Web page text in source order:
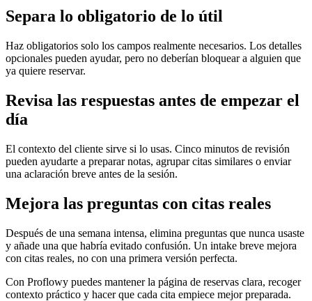
Separa lo obligatorio de lo útil
Haz obligatorios solo los campos realmente necesarios. Los detalles
opcionales pueden ayudar, pero no deberían bloquear a alguien que
ya quiere reservar.
Revisa las respuestas antes de empezar el
día
El contexto del cliente sirve si lo usas. Cinco minutos de revisión
pueden ayudarte a preparar notas, agrupar citas similares o enviar
una aclaración breve antes de la sesión.
Mejora las preguntas con citas reales
Después de una semana intensa, elimina preguntas que nunca usaste
y añade una que habría evitado confusión. Un intake breve mejora
con citas reales, no con una primera versión perfecta.
Con Proflowy puedes mantener la página de reservas clara, recoger
contexto práctico y hacer que cada cita empiece mejor preparada.